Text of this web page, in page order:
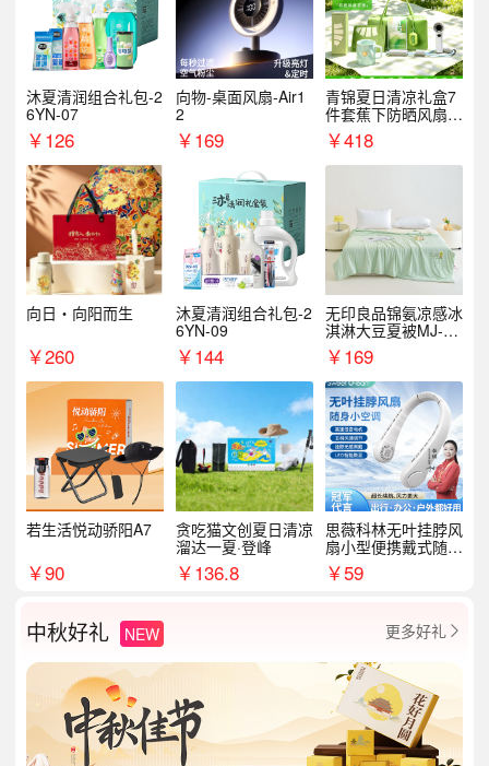
沐夏清润组合礼包-2
6YN-07
￥126
向物-桌面风扇-Air1
2
￥169
青锦夏日清凉礼盒7
件套蕉下防晒风扇员
工福利端午伴手礼企
业定制
￥418
向日・向阳而生
￥260
沐夏清润组合礼包-2
6YN-09
￥144
无印良品锦氨凉感冰
淇淋大豆夏被MJ-B2
025-0193
￥169
若生活悦动骄阳A7
￥90
贪吃猫文创夏日清凉
溜达一夏·登峰
￥136.8
思薇科林无叶挂脖风
扇小型便携戴式随身
挂脖子降温神器
￥59
中秋好礼 NEW 更多好礼 